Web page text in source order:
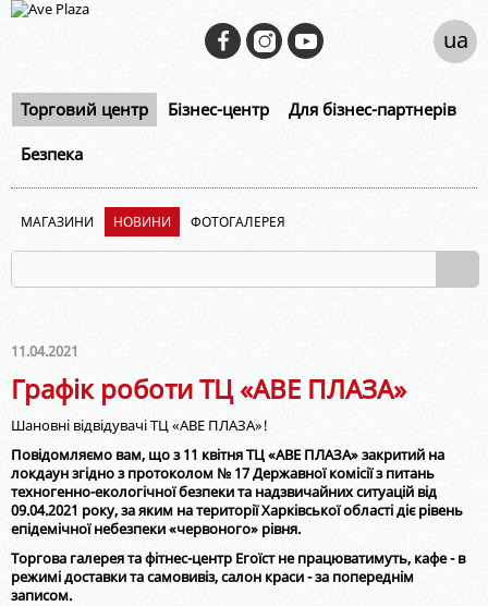
Торговий центр Бізнес-центр Для бізнес-партнерів
Безпека
ua
МАГАЗИНИ НОВИНИ ФОТОГАЛЕРЕЯ
11.04.2021
Графік роботи ТЦ «АВЕ ПЛАЗА»
Шановні відвідувачі ТЦ «АВЕ ПЛАЗА»!
Повідомляємо вам, що з 11 квітня ТЦ «АВЕ ПЛАЗА» закритий на
локдаун згідно з протоколом № 17 Державної комісії з питань
техногенно-екологічної безпеки та надзвичайних ситуацій від
09.04.2021 року, за яким на території Харківської області діє рівень
епідемічної небезпеки «червоного» рівня.
Торгова галерея та фітнес-центр Егоїст не працюватимуть, кафе - в
режимі доставки та самовивіз, салон краси - за попереднім
записом.